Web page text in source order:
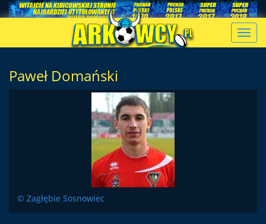
Paweł Domański
© Zagłębie Sosnowiec